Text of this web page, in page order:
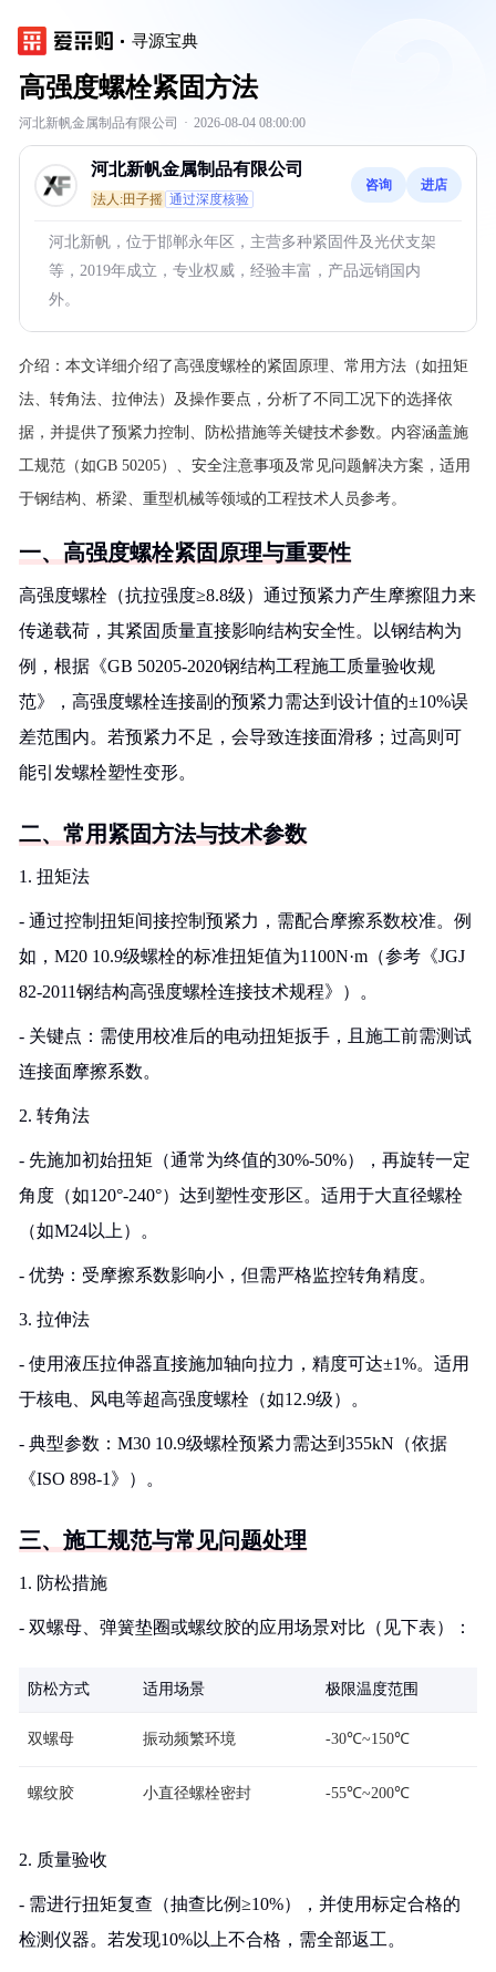
寻源宝典
高强度螺栓紧固方法
河北新帆金属制品有限公司 · 2026-08-04 08:00:00
河北新帆金属制品有限公司
法人:田子摇 通过深度核验
咨询 进店
河北新帆，位于邯郸永年区，主营多种紧固件及光伏支架
等，2019年成立，专业权威，经验丰富，产品远销国内
外。
介绍： 本文详细介绍了高强度螺栓的紧固原理、常用方法（如扭矩
法、转角法、拉伸法）及操作要点，分析了不同工况下的选择依
据，并提供了预紧力控制、防松措施等关键技术参数。内容涵盖施
工规范（如GB 50205）、安全注意事项及常见问题解决方案，适用
于钢结构、桥梁、重型机械等领域的工程技术人员参考。
一、高强度螺栓紧固原理与重要性
高强度螺栓（抗拉强度≥8.8级）通过预紧力产生摩擦阻力来
传递载荷，其紧固质量直接影响结构安全性。以钢结构为
例，根据《GB 50205-2020钢结构工程施工质量验收规
范》，高强度螺栓连接副的预紧力需达到设计值的±10%误
差范围内。若预紧力不足，会导致连接面滑移；过高则可
能引发螺栓塑性变形。
二、常用紧固方法与技术参数
1. 扭矩法
- 通过控制扭矩间接控制预紧力，需配合摩擦系数校准。例
如，M20 10.9级螺栓的标准扭矩值为1100N·m（参考《JGJ
82-2011钢结构高强度螺栓连接技术规程》）。
- 关键点：需使用校准后的电动扭矩扳手，且施工前需测试
连接面摩擦系数。
2. 转角法
- 先施加初始扭矩（通常为终值的30%-50%），再旋转一定
角度（如120°-240°）达到塑性变形区。适用于大直径螺栓
（如M24以上）。
- 优势：受摩擦系数影响小，但需严格监控转角精度。
3. 拉伸法
- 使用液压拉伸器直接施加轴向拉力，精度可达±1%。适用
于核电、风电等超高强度螺栓（如12.9级）。
- 典型参数：M30 10.9级螺栓预紧力需达到355kN（依据
《ISO 898-1》）。
三、施工规范与常见问题处理
1. 防松措施
- 双螺母、弹簧垫圈或螺纹胶的应用场景对比（见下表）：
防松方式 适用场景 极限温度范围
双螺母 振动频繁环境 -30℃~150℃
螺纹胶 小直径螺栓密封 -55℃~200℃
2. 质量验收
- 需进行扭矩复查（抽查比例≥10%），并使用标定合格的
检测仪器。若发现10%以上不合格，需全部返工。